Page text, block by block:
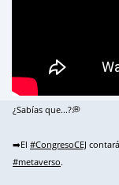
¿Sabías que...?💭
➡️El #CongresoCEJ
#metaverso.